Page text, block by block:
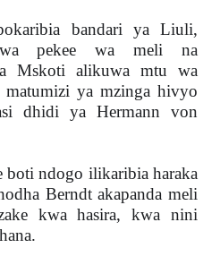
bandari ya Liuli,
pekee wa meli na
Mskoti alikuwa mtu wa
ya mzinga hivyo
dhidi ya Hermann von
boti ndogo ilikaribia haraka
Berndt akapanda meli
kwa hasira, kwa nini